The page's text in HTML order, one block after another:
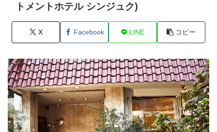
トメントホテル シンジュク)
X Facebook LINE コピー